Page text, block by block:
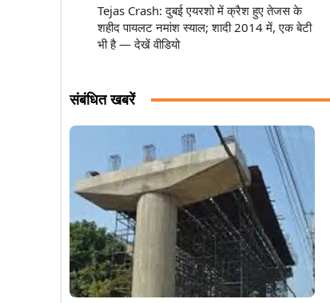
Tejas Crash: दुबई एयरशो में क्रैश हुए तेजस के
शहीद पायलट नमांश स्याल; शादी 2014 में, एक बेटी
भी है — देखें वीडियो
संबंधित खबरें